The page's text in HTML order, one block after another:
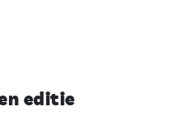
editie